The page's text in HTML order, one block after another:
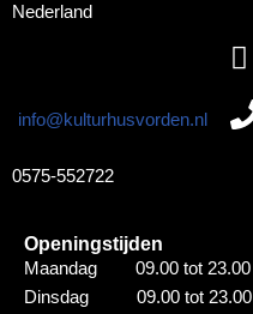
Nederland
info@kulturhusvorden.nl
0575-552722
Openingstijden
Maandag 09.00 tot 23.00
Dinsdag 09.00 tot 23.00